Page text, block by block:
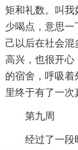
矩和礼数。叫我
少喝点，意思一
己以后在社会
高兴，也很开心
的宿舍，呼吸
里终于有了一次
第九周
经过了一段